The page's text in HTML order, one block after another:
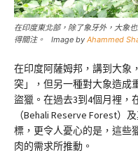
在印度東北部，除了象牙外，大象
得關注。 Image by Ahammed
在印度阿薩姆邦，講到大象
突」，但另一種對大象造成
盜獵。在過去3到4個月裡，
（Behali Reserve Forest）
標，更令人憂心的是，這些
肉的需求所推動。